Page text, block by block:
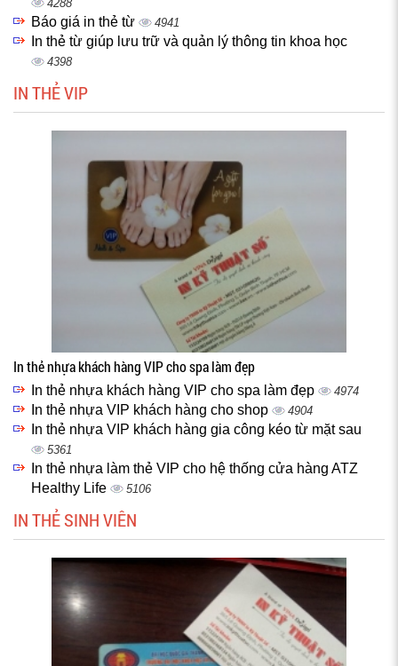
4288
Báo giá in thẻ từ 4941
In thẻ từ giúp lưu trữ và quản lý thông tin khoa học
4398
IN THẺ VIP
In thẻ nhựa khách hàng VIP cho spa làm đẹp
In thẻ nhựa khách hàng VIP cho spa làm đẹp 4974
In thẻ nhựa VIP khách hàng cho shop 4904
In thẻ nhựa VIP khách hàng gia công kéo từ mặt sau
5361
In thẻ nhựa làm thẻ VIP cho hệ thống cửa hàng ATZ
Healthy Life
5106
IN THẺ SINH VIÊN